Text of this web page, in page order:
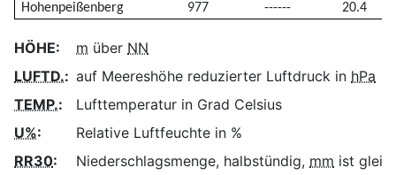
Hohenpeißenberg
977 ------ 20.4
HÖHE: m über NN
LUFTD.: auf Meereshöhe reduzierter Luftdruck in hPa
TEMP.:
Lufttemperatur in Grad Celsius
U%:
Relative Luftfeuchte in %
RR30: Niederschlagsmenge, halbstündig, mm ist